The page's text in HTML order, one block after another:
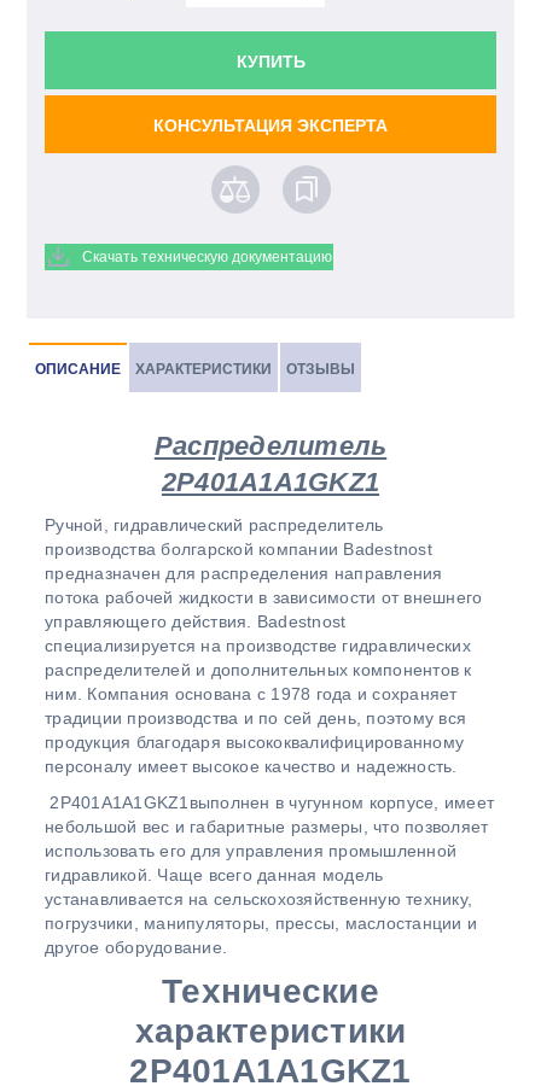
КУПИТЬ
КОНСУЛЬТАЦИЯ ЭКСПЕРТА
Скачать техническую документацию
ОПИСАНИЕ ХАРАКТЕРИСТИКИ ОТЗЫВЫ
Распределитель
2P401A1A1GKZ1
Ручной, гидравлический распределитель
производства болгарской компании Badestnost
предназначен для распределения направления
потока рабочей жидкости в зависимости от внешнего
управляющего действия. Badestnost
специализируется на производстве гидравлических
распределителей и дополнительных компонентов к
ним. Компания основана с 1978 года и сохраняет
традиции производства и по сей день, поэтому вся
продукция благодаря высококвалифицированному
персоналу имеет высокое качество и надежность.
2P401A1A1GKZ1выполнен в чугунном корпусе, имеет
небольшой вес и габаритные размеры, что позволяет
использовать его для управления промышленной
гидравликой. Чаще всего данная модель
устанавливается на сельскохозяйственную технику,
погрузчики, манипуляторы, прессы, маслостанции и
другое оборудование.
Технические
характеристики
2P401A1A1GKZ1